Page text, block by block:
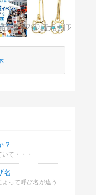
？
て・・・
名
イオンの前身が沢山あるのと地域によって呼び名が違うことを知ったのでお聞きしたいです。記入漏れがあったらすみません(*_ _)՞՞この中にない場合はその他へお願い致します